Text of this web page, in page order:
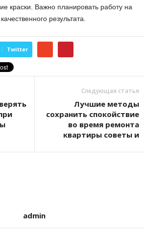
краски. Важно планировать работу на
результата.
Twitter
Следующая статья
Лучшие методы
сохранить спокойствие
во время ремонта
квартиры советы и
admin